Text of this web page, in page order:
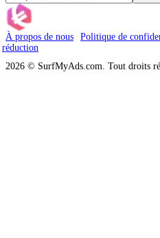
À propos de nous Politique de
réduction
2026 © SurfMyAds.com. Tout droits